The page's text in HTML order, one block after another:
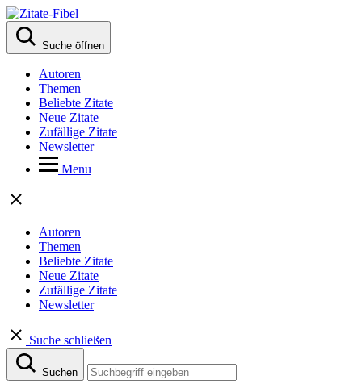
Suche öffnen
Autoren
Themen
Beliebte Zitate
Neue Zitate
Zufällige Zitate
Newsletter
Menu
Autoren
Themen
Beliebte Zitate
Neue Zitate
Zufällige Zitate
Newsletter
Suche schließen
Suchen